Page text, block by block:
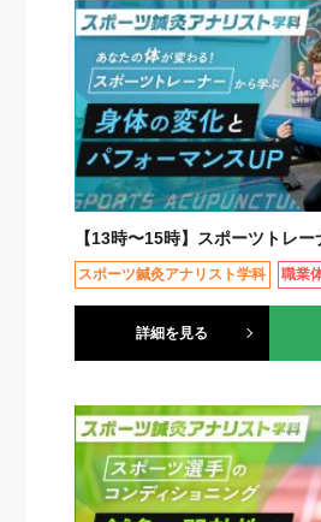
【13時〜15時】スポーツトレー
スポーツ鍼灸アナリスト学科 職業
詳細を見る